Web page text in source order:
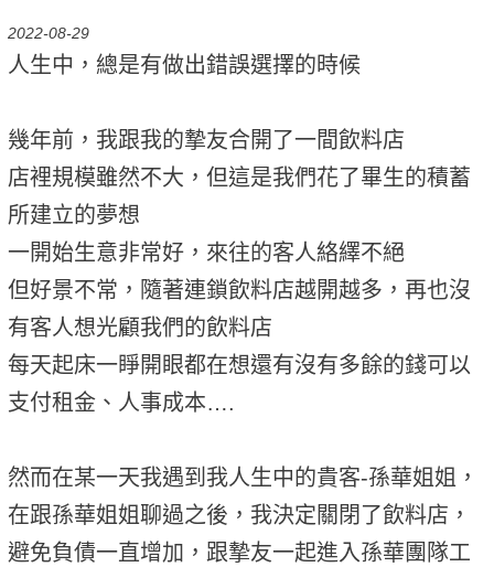
2022-08-29
人生中，總是有做出錯誤選擇的時候
幾年前，我跟我的摯友合開了一間飲料店
店裡規模雖然不大，但這是我們花了畢生的積蓄
所建立的夢想
一開始生意非常好，來往的客人絡繹不絕
但好景不常，隨著連鎖飲料店越開越多，再也沒
有客人想光顧我們的飲料店
每天起床一睜開眼都在想還有沒有多餘的錢可以
支付租金、人事成本….
然而在某一天我遇到我人生中的貴客-孫華姐姐，
在跟孫華姐姐聊過之後，我決定關閉了飲料店，
避免負債一直增加，跟摯友一起進入孫華團隊工